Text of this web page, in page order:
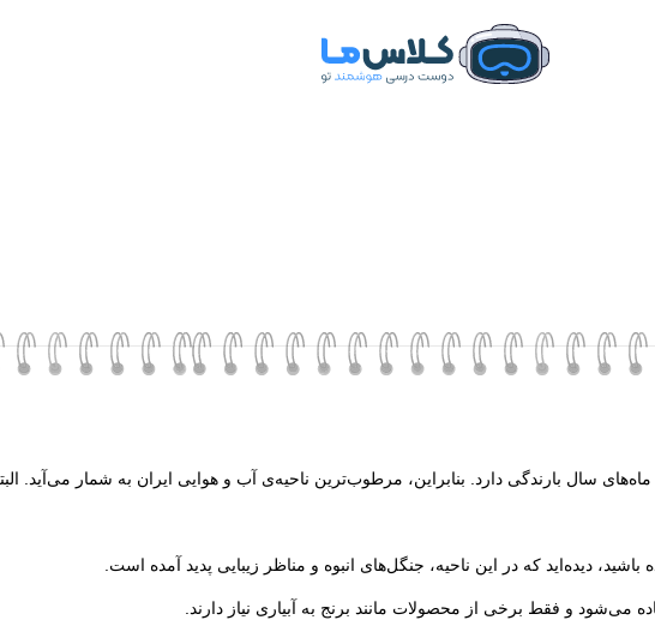
سال بارندگی دارد. بنابراین، مرطوب‌ترین ناحیه‌ی آب و هوایی ایران به شمار می‌آید.
دیده‌اید که در این ناحیه، جنگل‌های انبوه و مناظر زیبایی پدید آمده است.
و فقط برخی از محصولات مانند برنج به آبیاری نیاز دارند.